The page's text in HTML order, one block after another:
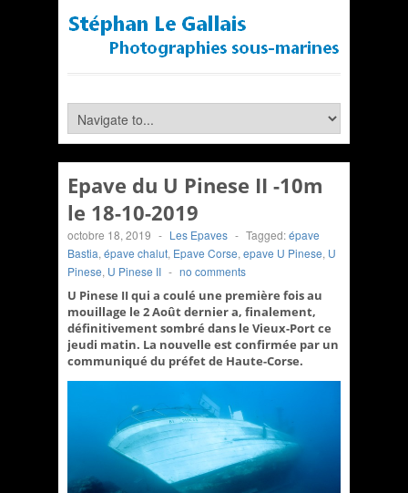
Epave du U Pinese II -10m
le 18-10-2019
octobre 18, 2019 - Les Epaves - Tagged:épave
Bastia, épave chalut, Epave Corse, epave U Pinese, U
Pinese, U Pinese II - no comments
U Pinese II qui a coulé une première fois au
mouillage le 2 Août dernier a, finalement,
définitivement sombré dans le Vieux-Port ce
jeudi matin. La nouvelle est confirmée par un
communiqué du préfet de Haute-Corse.